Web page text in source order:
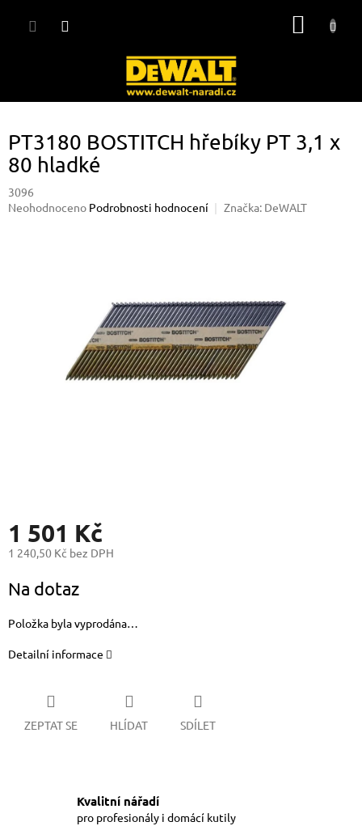
PT3180 BOSTITCH hřebíky PT 3,1 x
80 hladké
3096
Průměrné
Neohodnoceno Podrobnosti hodnocení Značka: DeWALT
1 501 Kč
1 240,50 Kč bez DPH
cena:
Na dotaz
Položka byla vyprodána…
Detailní informace
ZEPTAT SE HLÍDAT SDÍLET
Kvalitní nářadí
pro profesionály i domácí kutily